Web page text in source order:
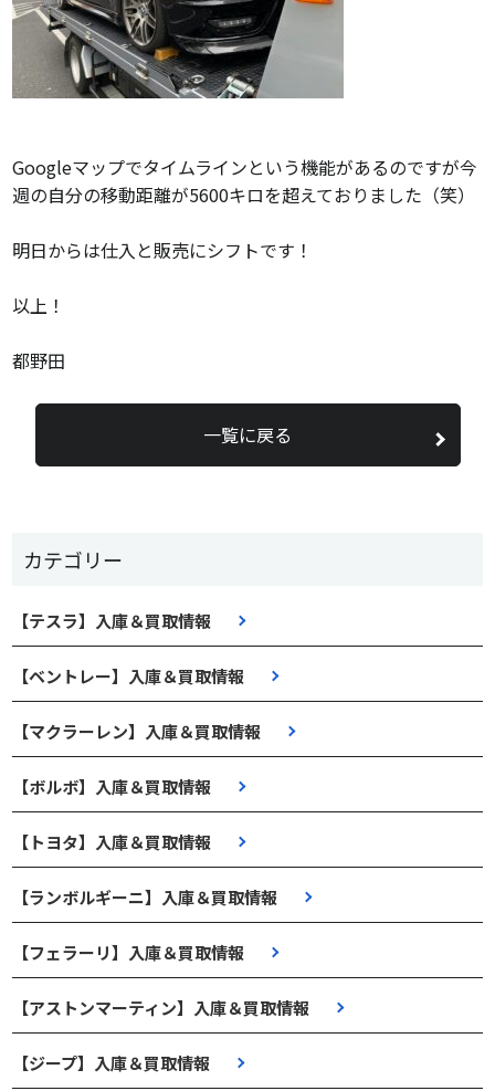
カテゴリー
【テスラ】入庫＆買取情報
【ベントレー】入庫＆買取情報
【マクラーレン】入庫＆買取情報
【ボルボ】入庫＆買取情報
【トヨタ】入庫＆買取情報
【ランボルギーニ】入庫＆買取情報
【フェラーリ】入庫＆買取情報
【アストンマーティン】入庫＆買取情報
【ジープ】入庫＆買取情報
Googleマップでタイムラインという機能があるのですが今
週の自分の移動距離が5600キロを超えておりました（笑）
明日からは仕入と販売にシフトです！
以上！
都野田
一覧に戻る